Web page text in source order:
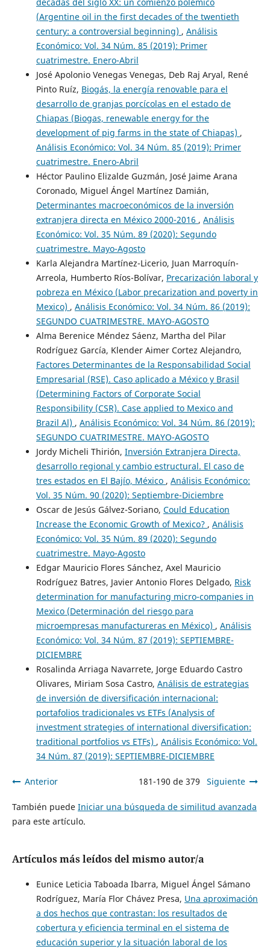
(Argentine oil in the first decades of the twentieth
century: a controversial beginning) , Análisis
Económico: Vol. 34 Núm. 85 (2019): Primer
cuatrimestre. Enero-Abril
José Apolonio Venegas Venegas, Deb Raj Aryal, René
Pinto Ruíz, Biogás, la energía renovable para el
desarrollo de granjas porcícolas en el estado de
Chiapas (Biogas, renewable energy for the
development of pig farms in the state of Chiapas) ,
Análisis Económico: Vol. 34 Núm. 85 (2019): Primer
cuatrimestre. Enero-Abril
Héctor Paulino Elizalde Guzmán, José Jaime Arana
Coronado, Miguel Ángel Martínez Damián,
Determinantes macroeconómicos de la inversión
extranjera directa en México 2000-2016 , Análisis
Económico: Vol. 35 Núm. 89 (2020): Segundo
cuatrimestre. Mayo-Agosto
Karla Alejandra Martínez-Licerio, Juan Marroquín-
Arreola, Humberto Ríos-Bolívar, Precarización laboral y
pobreza en México (Labor precarization and poverty in
Mexico) , Análisis Económico: Vol. 34 Núm. 86 (2019):
SEGUNDO CUATRIMESTRE. MAYO-AGOSTO
Alma Berenice Méndez Sáenz, Martha del Pilar
Rodríguez García, Klender Aimer Cortez Alejandro,
Factores Determinantes de la Responsabilidad Social
Empresarial (RSE). Caso aplicado a México y Brasil
(Determining Factors of Corporate Social
Responsibility (CSR). Case applied to Mexico and
Brazil Al) , Análisis Económico: Vol. 34 Núm. 86 (2019):
SEGUNDO CUATRIMESTRE. MAYO-AGOSTO
Jordy Micheli Thirión, Inversión Extranjera Directa,
desarrollo regional y cambio estructural. El caso de
tres estados en El Bajío, México , Análisis Económico:
Vol. 35 Núm. 90 (2020): Septiembre-Diciembre
Oscar de Jesús Gálvez-Soriano, Could Education
Increase the Economic Growth of Mexico? , Análisis
Económico: Vol. 35 Núm. 89 (2020): Segundo
cuatrimestre. Mayo-Agosto
Edgar Mauricio Flores Sánchez, Axel Mauricio
Rodríguez Batres, Javier Antonio Flores Delgado, Risk
determination for manufacturing micro-companies in
Mexico (Determinación del riesgo para
microempresas manufactureras en México) , Análisis
Económico: Vol. 34 Núm. 87 (2019): SEPTIEMBRE-
DICIEMBRE
Rosalinda Arriaga Navarrete, Jorge Eduardo Castro
Olivares, Miriam Sosa Castro, Análisis de estrategias
de inversión de diversificación internacional:
portafolios tradicionales vs ETFs (Analysis of
investment strategies of international diversification:
traditional portfolios vs ETFs) , Análisis Económico: Vol.
34 Núm. 87 (2019): SEPTIEMBRE-DICIEMBRE
Anterior 181-190 de 379 Siguiente
También puede Iniciar una búsqueda de similitud avanzada
para este artículo.
Artículos más leídos del mismo autor/a
Eunice Leticia Taboada Ibarra, Miguel Ángel Sámano
Rodríguez, María Flor Chávez Presa, Una aproximación
a dos hechos que contrastan: los resultados de
cobertura y eficiencia terminal en el sistema de
educación superior y la situación laboral de los